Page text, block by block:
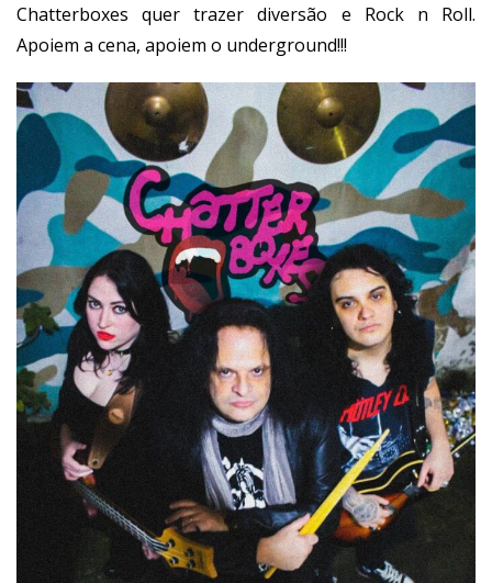
Chatterboxes quer trazer diversão e Rock n Roll.
Apoiem a cena, apoiem o underground!!!